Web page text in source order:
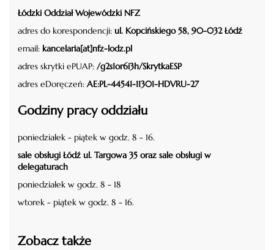
Łódzki Oddział Wojewódzki NFZ
adres do korespondencji: ul. Kopcińskiego 58, 90-032 Łódź
email: kancelaria[at]nfz-lodz.pl
adres skrytki ePUAP: /g2s1or6i3h/SkrytkaESP
adres eDoręczeń: AE:PL-44541-11301-HDVRU-27
Godziny pracy oddziału
poniedziałek - piątek w godz. 8 - 16.
sale obsługi Łódź ul. Targowa 35 oraz sale obsługi w
delegaturach
poniedziałek w godz. 8 - 18
wtorek - piątek w godz. 8 - 16.
Zobacz także